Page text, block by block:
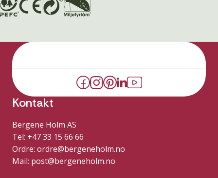
Kontakt
Bergene Holm AS
Tel: +47 33 15 66 66
Ordre: ordre@bergeneholm.no
Mail: post@bergeneholm.no